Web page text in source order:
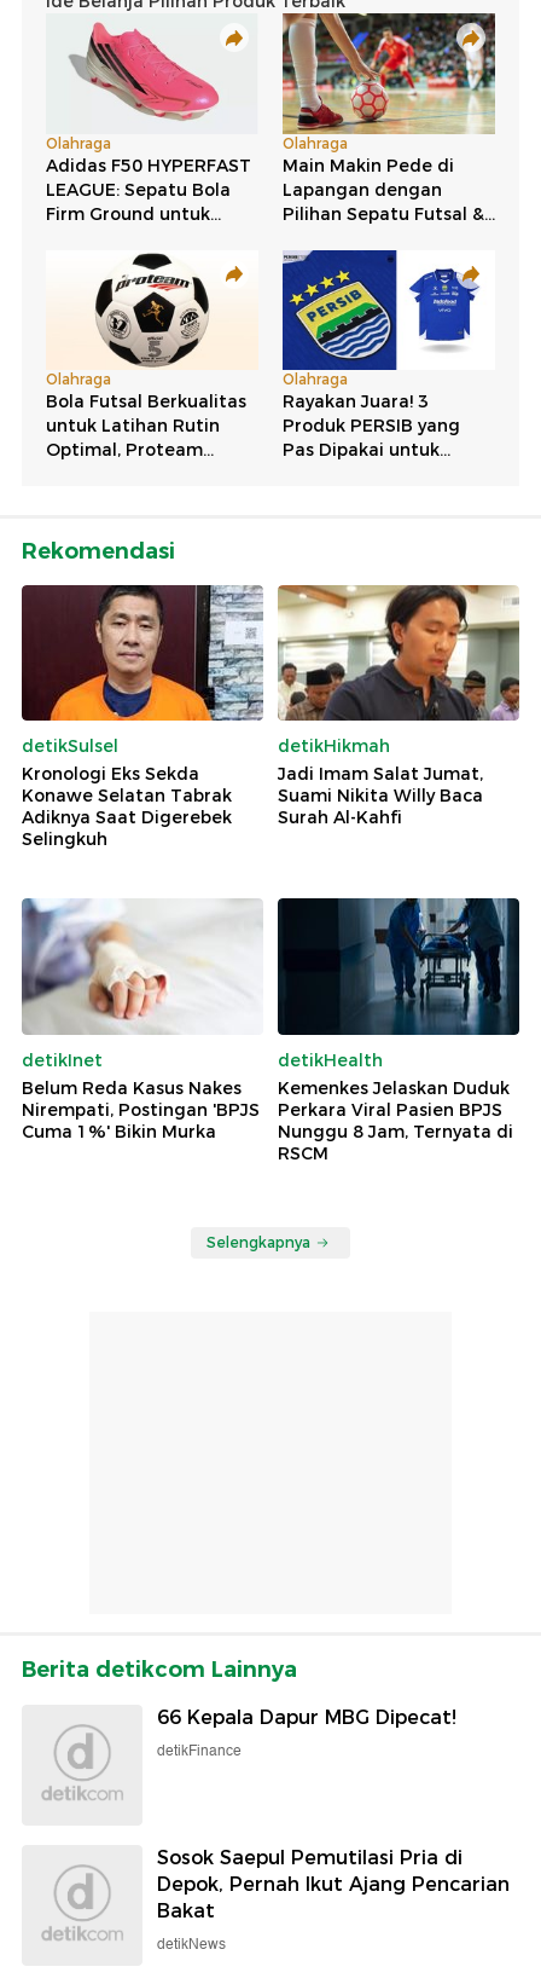
Rekomendasi
detikSulsel
Kronologi Eks Sekda
Konawe Selatan Tabrak
Adiknya Saat Digerebek
Selingkuh
detikHikmah
Jadi Imam Salat Jumat,
Suami Nikita Willy Baca
Surah Al-Kahfi
detikInet
Belum Reda Kasus Nakes
Nirempati, Postingan 'BPJS
Cuma 1%' Bikin Murka
detikHealth
Kemenkes Jelaskan Duduk
Perkara Viral Pasien BPJS
Nunggu 8 Jam, Ternyata di
RSCM
Selengkapnya
Berita detikcom Lainnya
66 Kepala Dapur MBG Dipecat!
detikFinance
Sosok Saepul Pemutilasi Pria di
Depok, Pernah Ikut Ajang Pencarian
Bakat
detikNews